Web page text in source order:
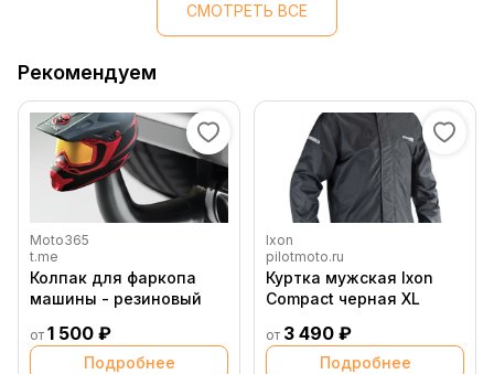
СМОТРЕТЬ ВСЕ
Рекомендуем
Moto365
t.me
Колпак для фаркопа
машины - резиновый
от 1 500 ₽
Подробнее
Ixon
pilotmoto.ru
Куртка мужская Ixon
Compact черная XL
от 3 490 ₽
Подробнее